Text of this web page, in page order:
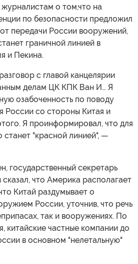
о том,что на
по безопасности предложил
передачи России вооружений,
граничной линией в
и Пекина.
с главой канцелярии
делам ЦК КПК Ван И… Я
озабоченность по поводу
России со стороны Китая и
Я проинформировал, что для
"красной линией", —
государственный секретарь
что Америка располагает
Китай раздумывает о
России, уточнив, что речь
так и вооружениях. По
китайские частные компании до
в основном "нелетальную"